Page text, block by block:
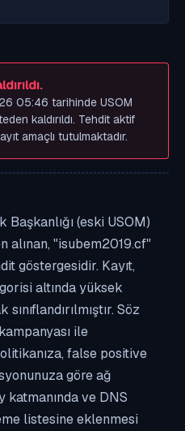
05:46 tarihinde USOM
kaldırıldı. Tehdit aktif
amaçlı tutulmaktadır.
Başkanlığı (eski USOM)
alınan, "isubem2019.cf"
göstergesidir. Kayıt,
altında yüksek
Söz
ile
false positive
göre ağ
katmanında ve DNS
listesine eklenmesi